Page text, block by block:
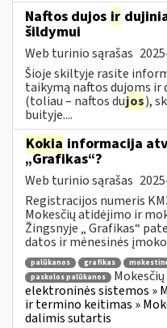
Naftos dujos ir
šildymui
Web turinio sąrašas
Šioje skiltyje rasite
taikymą naftos dujoms ir
(toliau – naftos dujos),
buityje....
Kokia informacija
„Grafikas“?
Web turinio sąrašas
Registracijos numeris
Mokesčių atidėjimo ir
Žingsnyje „ Grafikas“
datos ir mėnesinės
palūkanos grafikas
paskolos palūkanos
elektroninės sistemos »
ir termino keitimas »
dalimis sutartis